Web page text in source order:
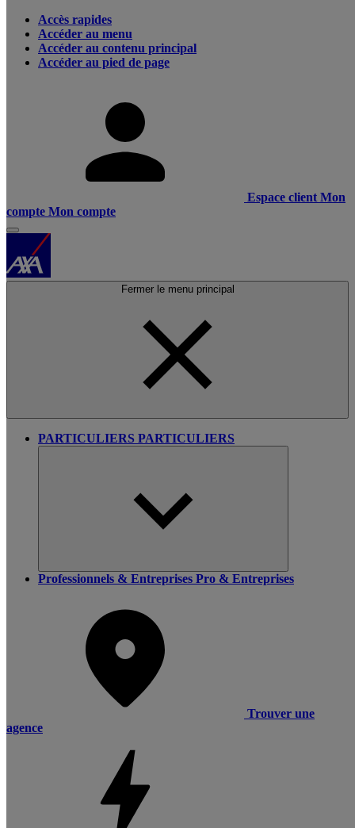
Accès rapides
Accéder au menu
Accéder au contenu principal
Accéder au pied de page
Espace client Mon
compte Mon compte
Fermer le menu principal
PARTICULIERS PARTICULIERS
Professionnels & Entreprises Pro & Entreprises
Trouver une
agence